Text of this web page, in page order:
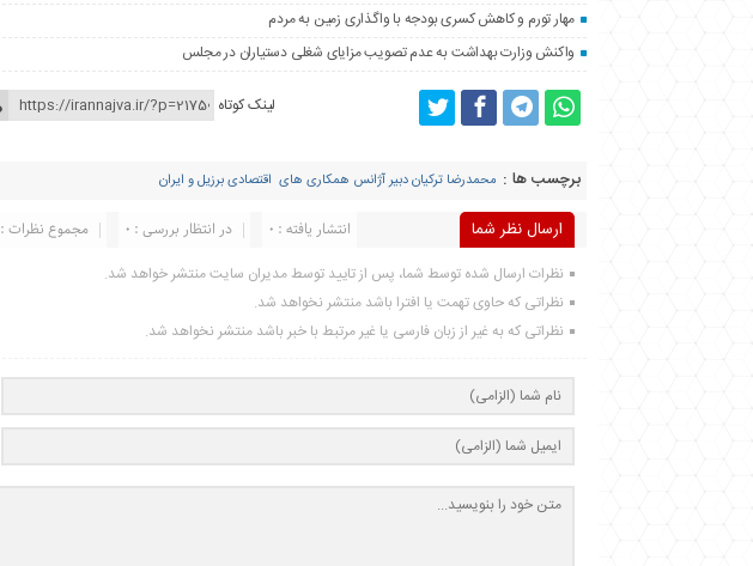
مهار تورم و کاهش کسری بودجه با واگذاری زمین‌ به مردم
واکنش وزارت بهداشت به عدم تصویب مزایای شغلی دستیاران در مجلس
لینک کوتاه
برچسب ها : محمدرضا ترکیان دبیر آژانس همکاری های اقتصادی برزیل و ایران
ارسال نظر شما مجموع نظرات : 0 در انتظار بررسی : 0 انتشار یافته : 0
نظرات ارسال شده توسط شما، پس از تایید توسط مدیران سایت منتشر خواهد شد.
نظراتی که حاوی تهمت یا افترا باشد منتشر نخواهد شد.
نظراتی که به غیر از زبان فارسی یا غیر مرتبط با خبر باشد منتشر نخواهد شد.